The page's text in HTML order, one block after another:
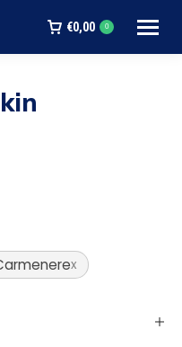
€0,00 0